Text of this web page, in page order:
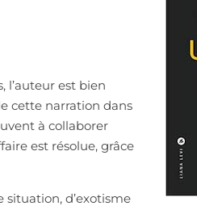
l’auteur est bien
cette narration dans
à collaborer
est résolue, grâce
d’exotisme